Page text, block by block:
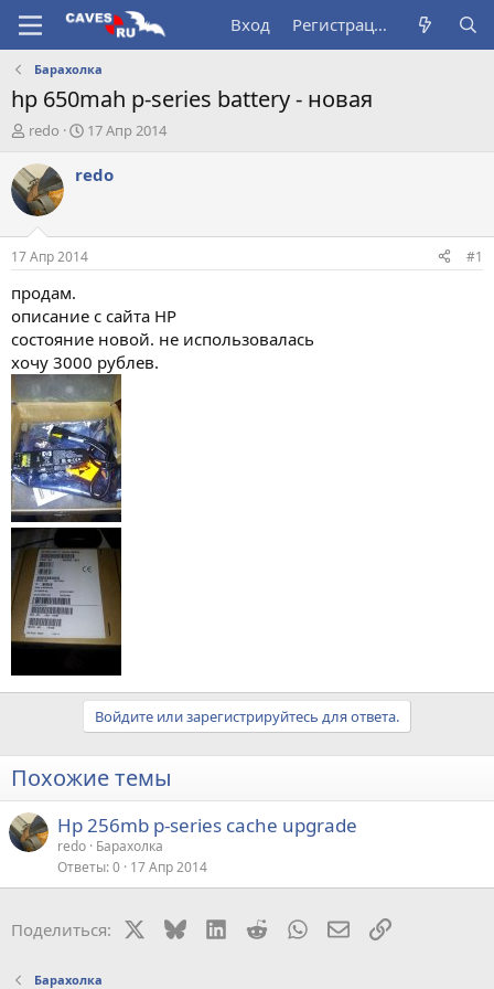
Вход Регистрация
Барахолка
hp 650mah p-series battery - новая
А
т
о
р
т
е
м
ы
redo
Д
т
ч
а
17 Апр 2014
redo
17 Апр 2014 #1
продам.
описание с сайта HP
состояние новой. не использовалась
хочу 3000 рублев.
Войдите или зарегистрируйтесь для ответа.
Похожие темы
Hp 256mb p-series cache upgrade
redo Барахолка
Ответы 0 17 Апр 2014
Поделиться: BlueskyLinkedIn
RedditWhatsAppЭлектронная
Ссылка
Барахолка